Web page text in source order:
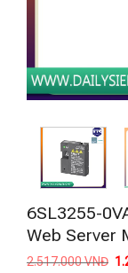
6SL3255-
Web Server
2.517.000VNĐ